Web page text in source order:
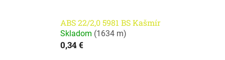
ABS 22/2,0 5981 BS Kašmír
Skladom (1634 m)
0,34 €